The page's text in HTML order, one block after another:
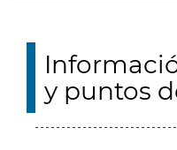
y puntos